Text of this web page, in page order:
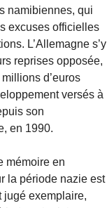
namibiennes, qui
excuses officielles
L’Allemagne s’y
reprises opposée,
d’euros
versés à
son
en 1990.
mémoire en
la période nazie est
jugé exemplaire,